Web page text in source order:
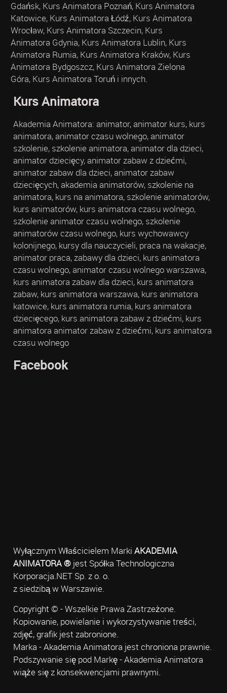
Gdańsk, Kurs Animatora Poznań, Kurs Animatora
Katowice, Kurs Animatora Łódź, Kurs Animatora
Wrocław, Kurs Animatora Szczecin, Kurs
Animatora Gdynia, Kurs Animatora Lublin, Kurs
Animatora Rumia, Kurs Animatora Kraków, Kurs
Animatora Bydgoszcz, Kurs Animatora Zielona
Góra, Kurs Animatora Toruń i innych.
Kurs Animatora
Akademia Animatora: animator, animator kurs, kurs
animatora, animator czasu wolnego, animator
szkolenie, szkolenie animatora, animator dla dzieci,
animator dziecięcy, animator zabaw z dziećmi,
animator zabaw dla dzieci, animator zabaw
dziecięcych, akademia animatorów, szkolenie na
animatora, kurs na animatora, szkolenie animatorów,
kurs animatorów, kurs animatora czasu wolnego,
szkolenie animator czasu wolnego, szkolenie
animatorów czasu wolnego, kurs wychowawcy
kolonijnego, kursy dla nauczycieli, praca na wakacje,
animator praca, zabawy dla dzieci, kurs animatora
czasu wolnego, animator czasu wolnego warszawa,
kurs animatora zabaw dla dzieci, kurs animatora
zabaw, kurs animatora warszawa, kurs animatora
katowice, kurs animatora rumia, kurs animatora
dziecięcego, kurs animatora zabaw z dziećmi, kurs
animatora animator zabaw z dziećmi, kurs animatora
czasu wolnego
Facebook
Wyłącznym Właścicielem Marki AKADEMIA
ANIMATORA ®jest Spółka Technologiczna
Korporacja.NET Sp. z o. o.
z siedzibą w Warszawie.
Copyright © - Wszelkie Prawa Zastrzeżone.
Kopiowanie, powielanie i wykorzystywanie treści,
zdjęć, grafik jest zabronione.
Marka - Akademia Animatora jest chroniona prawnie.
Podszywanie się pod Markę - Akademia Animatora
wiąże się z konsekwencjami prawnymi.